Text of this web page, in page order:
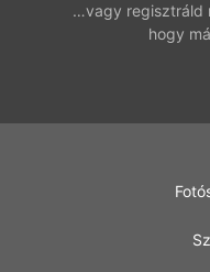
…vagy regisztráld
hogy